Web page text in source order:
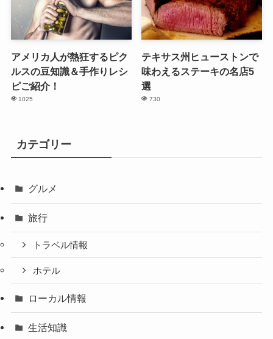
アメリカ人が熱狂するピク
ルスの豆知識＆手作りレシ
ピご紹介！
1025
テキサス州ヒューストンで
味わえるステーキの名店5
選
730
カテゴリー
グルメ
旅行
トラベル情報
ホテル
ローカル情報
生活知識